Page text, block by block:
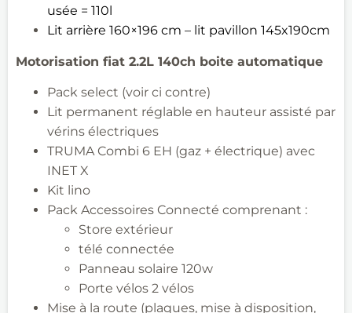
usée = 110l​
Lit arrière 160×196 cm – lit pavillon 145x190cm
Motorisation fiat 2.2L 140ch boite automatique
Pack select (voir ci contre)
Lit permanent réglable en hauteur assisté par
vérins électriques​
TRUMA Combi 6 EH (gaz + électrique) avec
INET X ​
Kit lino ​
Pack Accessoires Connecté comprenant : ​
Store extérieur
télé connectée
Panneau solaire 120w
Porte vélos 2 vélos
Mise à la route (plaques, mise à disposition,